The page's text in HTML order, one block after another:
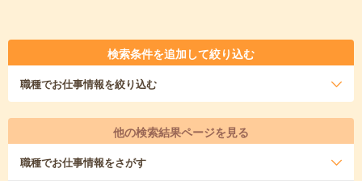
検索条件を追加して絞り込む
職種でお仕事情報を絞り込む
他の検索結果ページを見る
職種でお仕事情報をさがす